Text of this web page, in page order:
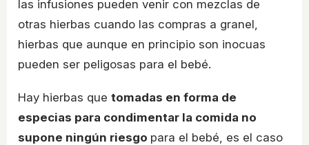
las infusiones pueden venir con mezclas de
otras hierbas cuando las compras a granel,
hierbas que aunque en principio son inocuas
pueden ser peligosas para el bebé.
Hay hierbas que tomadas en forma de
especias para condimentar la comida no
supone ningún riesgo para el bebé, es el caso